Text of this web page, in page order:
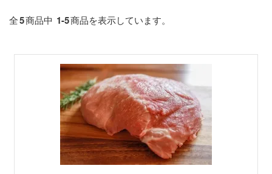
全5商品中 1-5商品を表示しています。